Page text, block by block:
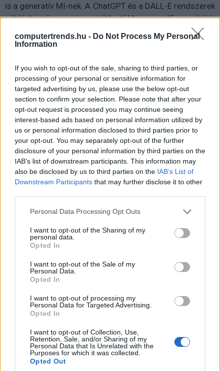
computertrends.hu - Do Not Process My Personal
Information
If you wish to opt-out of the sale, sharing to third parties, or
processing of your personal or sensitive information for
targeted advertising by us, please use the below opt-out
section to confirm your selection. Please note that after your
opt-out request is processed you may continue seeing
interest-based ads based on personal information utilized by
us or personal information disclosed to third parties prior to
your opt-out. You may separately opt-out of the further
disclosure of your personal information by third parties on the
IAB’s list of downstream participants. This information may
also be disclosed by us to third parties on the IAB’s List of
Downstream Participants that may further disclose it to other
Please note that this website/app uses one or more Google
not limited to your visit or usage behaviour. You may click to
grant or deny consent to Google and its third-party tags to
use your data for below specified purposes in below Google
consent section.
Personal Data Processing Opt Outs
I want to opt-out of the Sharing of my
personal data.
Opted In
I want to opt-out of the Sale of my
Personal Data.
Opted In
I want to opt-out of processing my
Personal Data for Targeted Advertising.
Opted In
I want to opt-out of Collection, Use,
Retention, Sale, and/or Sharing of my
Personal Data that Is Unrelated with the
Purposes for which it was collected.
Opted Out
is a generatív MI-nek. A ChatGPT és a DALL-E rendszerek
például már ma is segítik több szereplő munkáját
szövegírással, programozási segédletekkel, dizájnnal. "A
nem is olyan távoli jövőben abszolút hétköznapivá válhat,
amely tervet mérnökök ellenőrzik majd és végrehajtják
rajta a szükséges módosításokat, hogy a valóságban is
hatékonyan működő eszközt kapjanak" - nyilatkozta Dr.
Jochen Köckler, a Deutsche Messe vállalatcsoport
igazgatótanácsának elnöke. "Ez az új megközelítés
rengeteg időt megspórol és segít enyhíteni a
szakképzett munkaerő hiányából fakadó problémákat" -
tette hozzá. A Hannover Messe kiállításon a téma köré
csoportosuló kiállítók szervezett túráján is részt lehet
venni, emellett tematikus fórumokon, előadásokon is
Klímavédelem, fenntarthatóság
Örömteli látni, hogy a fejlett országokban minden
energiaforrások iránti kereslet, sőt, ezt a legtöbb helyen
az állami beruházások is elősegítik. Ugyanakkor ipari
felhasználás esetén a megbízhatóság és rendelkezésre
állás is legalább ennyire fontos. A Hannover Messe több
kiállítója is olyan technológiákat mutat be, amelyek a
különféle megújuló energiaforrások, például szél-, víz és
napenergia közötti váltást, vagyis komplex rendszerek
automatizált vezérlését teszik lehetővé. Ezáltal elérhető,